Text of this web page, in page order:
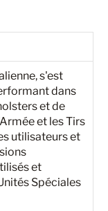
s'est
dans
et de
et les Tirs
utilisateurs et
et
Spéciales